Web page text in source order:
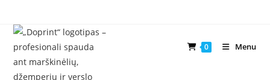
content
0 Menu